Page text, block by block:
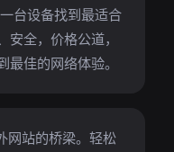
台设备找到最适合
全，价格公道，
佳的网络体验。
网站的桥梁。轻松